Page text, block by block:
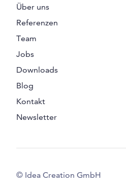
Über uns
Referenzen
Team
Jobs
Downloads
Blog
Kontakt
Newsletter
© Idea Creation GmbH